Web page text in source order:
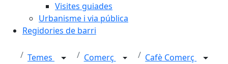
Visites guiades
Urbanisme i via pública
Regidories de barri
Temes Comerç Cafè Comerç